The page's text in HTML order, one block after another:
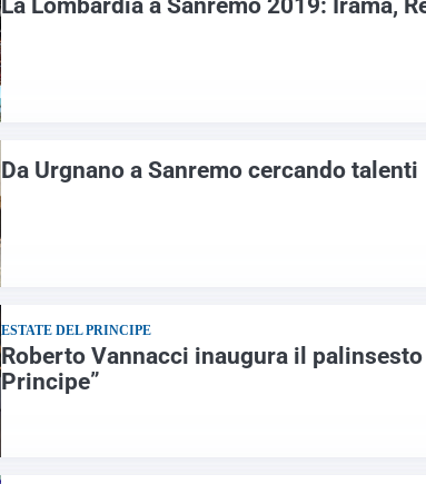
Da Urgnano a Sanremo cercando talenti
ESTATE DEL PRINCIPE
Roberto Vannacci inaugura il palinsesto
Principe”